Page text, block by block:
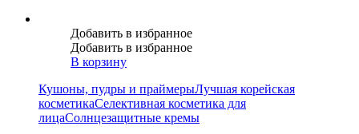
Добавить в избранное
Добавить в избранное
В корзину
Кушоны, пудры и праймерыЛучшая корейская
косметикаСелективная косметика для
лицаСолнцезащитные кремы